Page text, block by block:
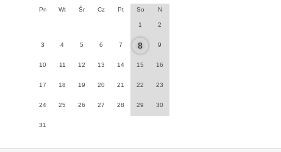
Pn Wt Śr Cz Pt So N
1 2
3 4 5 6 7 8 9
10 11 12 13 14 15 16
17 18 19 20 21 22 23
24 25 26 27 28 29 30
31